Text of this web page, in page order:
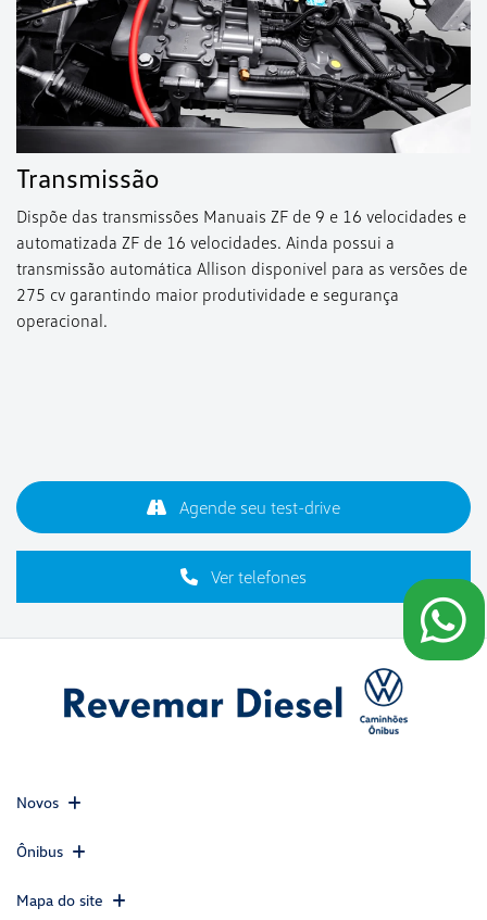
Transmissão
Dispõe das transmissões Manuais ZF de 9 e 16 velocidades e
automatizada ZF de 16 velocidades. Ainda possui a
transmissão automática Allison disponível para as versões de
275 cv garantindo maior produtividade e segurança
operacional.
Ver telefones
Agende seu test-drive
Novos
Ônibus
Mapa do site